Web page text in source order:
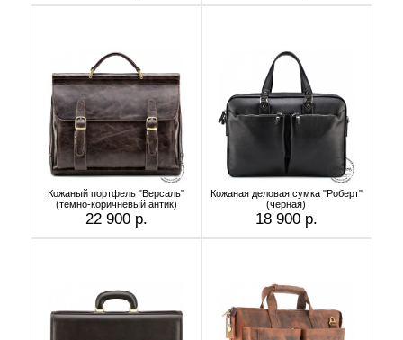
Кожаный портфель "Версаль"
(тёмно-коричневый антик)
22 900 р.
Кожаная деловая сумка "Роберт"
(чёрная)
18 900 р.